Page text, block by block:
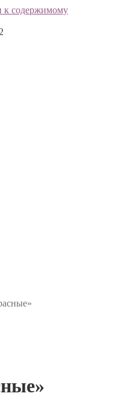
к содержимому